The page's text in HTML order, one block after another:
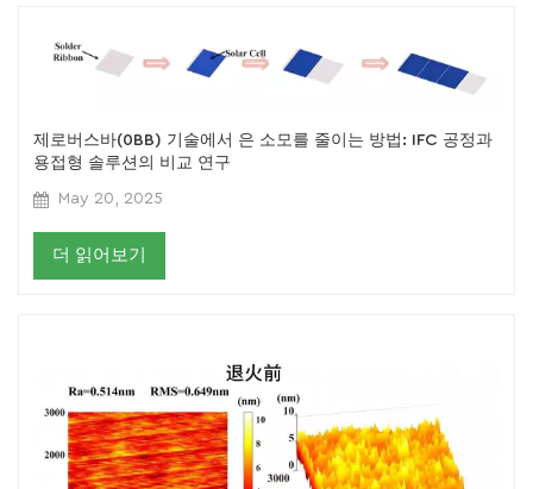
제로버스바(0BB) 기술에서 은 소모를 줄이는 방법: IFC 공정과
용접형 솔루션의 비교 연구
May 20, 2025
더 읽어보기